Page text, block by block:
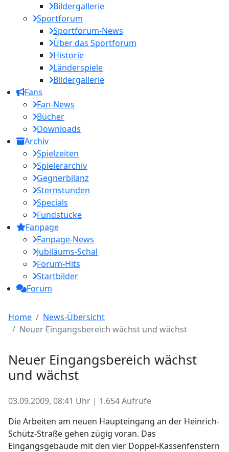
Bildergallerie
Sportforum
Sportforum-News
Über das Sportforum
Historie
Länderspiele
Bildergallerie
Fans
Fan-News
Bücher
Downloads
Archiv
Spielzeiten
Spielerarchiv
Gegnerbilanz
Sternstunden
Specials
Fundstücke
Fanpage
Fanpage-News
Jubiläums-Schal
Forum-Hits
Startbilder
Forum
Home
News-Übersicht
Neuer Eingangsbereich wächst und wächst
Neuer Eingangsbereich wächst
und wächst
03.09.2009, 08:41 Uhr | 1.654 Aufrufe
Die Arbeiten am neuen Haupteingang an der Heinrich-
Schütz-Straße gehen zügig voran. Das
Eingangsgebäude mit den vier Doppel-Kassenfenstern